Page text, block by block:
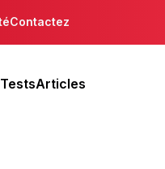
Contactez
TestsArticles